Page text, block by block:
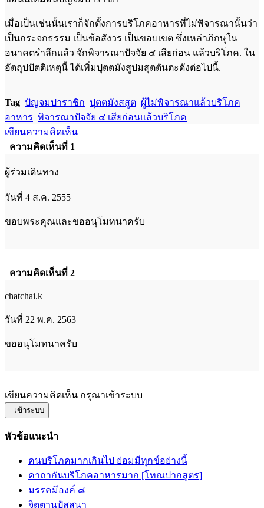
เมื่อเป็นเช่นนั้นเราก็จักตั้งการบริโภคอาหารที่ไม่พิจารณานั้นว่า
เป็นกระจกธรรม เป็นข้อสังวร เป็นขอบเขต ซึ่งเหล่าภิกษุใน
อนาคตรำลึกแล้ว จักพิจารณาปัจจัย ๔ เสียก่อน แล้วบริโภค. ใน
อัตถุปปัตติเหตุนี้ ได้เพิ่มปุตตมังสูปมสุตตันตะดังต่อไปนี้.
Tag ปัญจมปาราชิก ปุตตมังสสูต ผู้ไม่พิจารณาแล้วบริโภค
อาหาร พิจารณาปัจจัย ๔ เสียก่อนแล้วบริโภค
เขียนความคิดเห็น
ความคิดเห็นที่ 1
ผู้ร่วมเดินทาง
วันที่ 4 ส.ค. 2555
ขอบพระคุณและขออนุโมทนาครับ
ความคิดเห็นที่ 2
chatchai.k
วันที่ 22 พ.ค. 2563
ขออนุโมทนาครับ
เขียนความคิดเห็น กรุณาเข้าระบบ
เข้าระบบ
หัวข้อแนะนำ
คนบริโภคมากเกินไป ย่อมมีทุกข์อย่างนี้
คาถากันบริโภคอาหารมาก [โทณปากสูตร]
มรรคมีองค์ ๘
จิตตานุปัสสนา